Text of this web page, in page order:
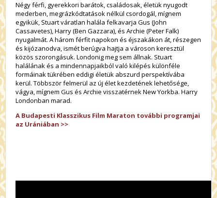
Négy férfi, gyerekkori barátok, családosak, életük nyugodt
mederben, megrázkódtatások nélkül csordogál, mígnem
egyikük, Stuart váratlan halála felkavarja Gus (John
Cassavetes), Harry (Ben Gazzara), és Archie (Peter Falk)
nyugalmát. A három férfit napokon és éjszakákon át, részegen
és kijózanodva, ismét berúgva hajtja a városon keresztül
közös szorongásuk. Londonig meg sem állnak. Stuart
halálának és a mindennapjaikból való kilépés különféle
formáinak tükrében eddigi életük abszurd perspektívába
kerül. Többször felmerül az új élet kezdetének lehetősége,
vágya, mígnem Gus és Archie visszatérnek New Yorkba. Harry
Londonban marad.
A Budapesti Klasszikus Film Maraton további programjai
az Urániában >>